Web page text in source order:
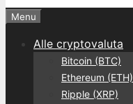
Menu
Alle cryptovaluta
Bitcoin (BTC)
Ethereum (ETH)
Ripple (XRP)